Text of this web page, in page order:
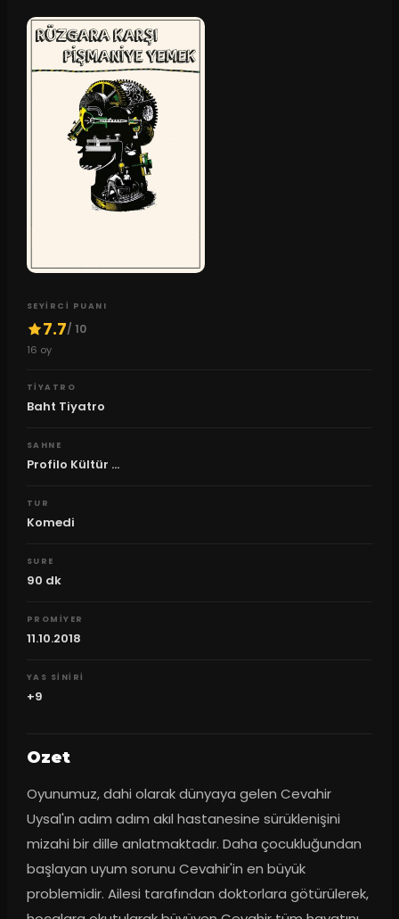
SEYIRCI PUANI
7.7/ 10
16 oy
TIYATRO
Baht Tiyatro
SAHNE
Profilo Kültür ...
TUR
Komedi
SURE
90 dk
PROMIYER
11.10.2018
YAS SINIRI
+9
Ozet
Oyunumuz, dahi olarak dünyaya gelen Cevahir
Uysal'ın adım adım akıl hastanesine sürüklenişini
mizahi bir dille anlatmaktadır. Daha çocukluğundan
başlayan uyum sorunu Cevahir'in en büyük
problemidir. Ailesi tarafından doktorlara götürülerek,